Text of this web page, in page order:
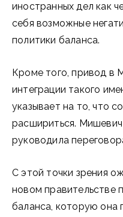
иностранных дел как
себя возможные
политики баланса.
Кроме того, привод в
интеграции такого
указывает на то, что
расшириться.
руководила
С этой точки зрения
новом правительстве
баланса, которую она